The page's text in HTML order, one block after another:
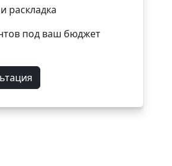
раскладка
под ваш бюджет